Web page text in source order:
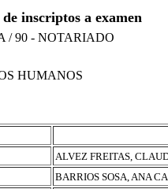
inscriptos a examen
/ 90 - NOTARIADO
HUMANOS
ALVEZ FREITAS,
BARRIOS SOSA, ANA